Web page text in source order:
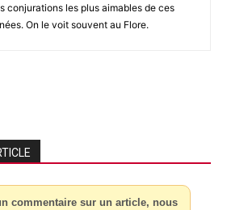
conjurations les plus aimables de ces
On le voit souvent au Flore.
commentaire sur un article, nous